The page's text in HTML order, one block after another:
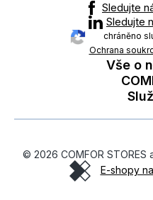
Sledujte
Sledujte
chráněno
Ochrana
Vše o
Nákup
Ochrana
O
On-
© 2026 COMFOR STORES
E-shopy